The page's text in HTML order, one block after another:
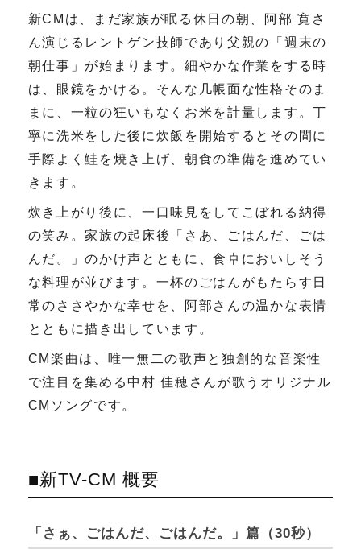
新CM は、まだ家族が眠る休日の朝、阿部 寛さ
ん演じるレントゲン技師であり父親の「週末の
朝仕事」が始まります。細やかな作業をする時
は、眼鏡をかける。そんな几帳面な性格そのま
まに、一粒の狂いもなくお米を計量します。丁
寧に洗米をした後に炊飯を開始するとその間に
手際よく鮭を焼き上げ、朝食の準備を進めてい
きます。
炊き上がり後に、一口味見をしてこぼれる納得
の笑み。家族の起床後「さあ、ごはんだ、ごは
んだ。」のかけ声とともに、食卓においしそう
な料理が並びます。一杯のごはんがもたらす日
常のささやかな幸せを、阿部さんの温かな表情
とともに描き出しています。
CM楽曲は、唯一無二の歌声と独創的な音楽性
で注目を集める中村 佳穂さんが歌うオリジナル
CMソングです。
■新TV-CM 概要
「さぁ、ごはんだ、ごはんだ。」篇（30秒）